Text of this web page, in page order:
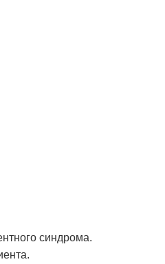
синдрома.